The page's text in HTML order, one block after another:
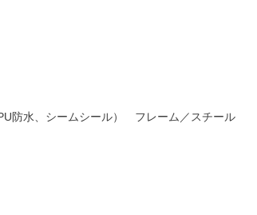
防水、シームシール） フレーム／スチール